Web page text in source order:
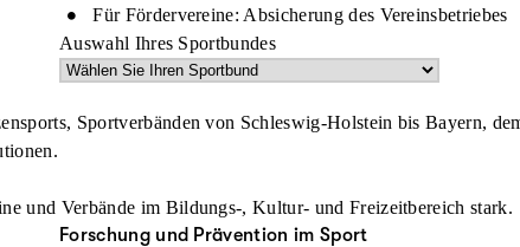
Für Fördervereine: Absicherung des Vereinsbetriebes
Auswahl Ihres Sportbundes
Sportverbänden von Schleswig-Holstein bis Bayern,
und Verbände im Bildungs-, Kultur- und Freizeitbereich stark.
Forschung und Prävention im Sport